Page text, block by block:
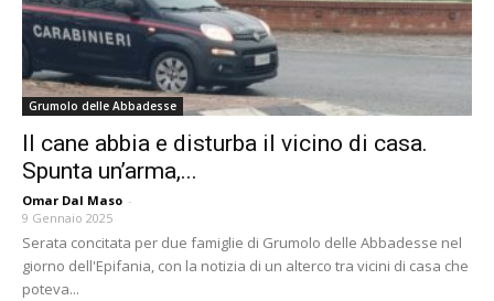
Grumolo delle Abbadesse
Il cane abbia e disturba il vicino di casa.
Spunta un’arma,...
Omar Dal Maso -
9 Gennaio 2025
Serata concitata per due famiglie di Grumolo delle Abbadesse nel
giorno dell'Epifania, con la notizia di un alterco tra vicini di casa che
poteva...